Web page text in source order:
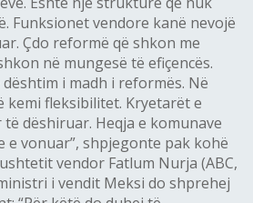
Funksionet vendore kanë nevojë
Çdo reformë që shkon me
në mungesë të efiçencës.
i madh i reformës. Në
kemi fleksibilitet. Kryetarët e
dëshiruar. Heqja e komunave
e vonuar”, shpjegonte pak kohë
vendor Fatlum Nurja (ABC,
i vendit Meksi do shprehej